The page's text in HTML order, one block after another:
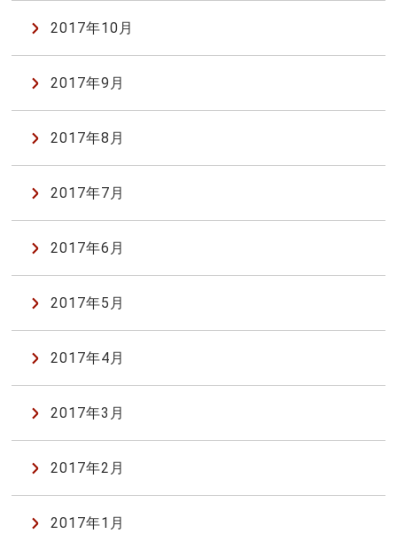
2017年10月
2017年9月
2017年8月
2017年7月
2017年6月
2017年5月
2017年4月
2017年3月
2017年2月
2017年1月